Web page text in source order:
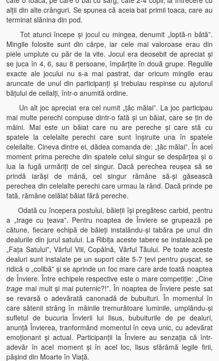
alţii din alte crânguri. Se spunea că aceia bat primii toaca, care au
terminat slănina din pod.
Tot atunci începe şi jocul cu mingea, denumit „loptă-n bâtă”.
Mingile folosite sunt din cârpe, iar cele mai valoroase erau din
piele umplute cu păr de la vite. Jocul era deosebit de apreciat şi
se juca în 4, 6, sau 8 persoane, împărţite în două grupe. Regulile
exacte ale jocului nu s-a mai pastrat, dar oricum mingile erau
aruncate de unul din participanţi şi trebuiau respinse cu ajutorul
băţului de ceilalţi, într-o anumită ordine.
Un alt joc apreciat era cel numit „ţâc mălai”. La joc participau
mai multe perechi compuse dintr-o fată şi un băiat, care se ţin de
mâini. Mai este un băiat care nu are pereche şi care stă cu
spatele la celelalte perechi care sunt înşiruite una în spatele
celeilalte. Cineva dintre ei, dădea comanda de: „ţâc mălai”. În acel
moment prima pereche din spatele celui singur se despărţea şi o
lua la fugă urmăriţi de cel singur. Dacă perechea reuşea să se
prindă iarăşi de mână, cel singur rămâne să-şi găsească
perechea din celelalte perechi care urmau la rând. Dacă prinde pe
fată, rămâne celălat băiat fără pereche.
Odată cu începera postului, băieţii îşi pregătesc carbid, pentru
a „trage cu ţeava”. Pentru noaptea de Înviere se grupează pe
cătune, fiecare echipă de băieţi instalându-şi tabăra pe unul din
dealurile din jurul satului. La Ribiţa aceste tabere se instalează pe
„Faţa Satului”, Vârful Viii, Copâlnă, Vârful Tăului. Pe toate aceste
dealuri sunt instalate pe un suport câte 5-7 ţevi pentru puşcat, se
ridică o „colibă” şi se aprinde un foc mare care arde toată noaptea
de Înviere. Între echipele respective este o mare competiţie: „Cine
trage mai mult şi mai puternic?!”. În noaptea de Înviere peste sat
se revarsă o adevărată canonadă de bubuituri. În momentul în
care sătenii strâng în mâinile tremurătoare luminile, umplându-şi
sufletul de bucuria Învierii lui Iisus, bubuiturile de pe dealuri,
anunţă Învierea, tranformând momentul în ceva unic, cu adevărat
emoţionant şi actual. Participanţii la Înviere au senzaţia că într-
adevăr în acel moment şi în acel loc, Iisus sfărâmă legile firii,
păşind din Moarte în Viaţă.